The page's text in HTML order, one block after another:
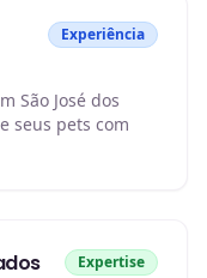
Experiência
São José dos
seus pets com
Expertise